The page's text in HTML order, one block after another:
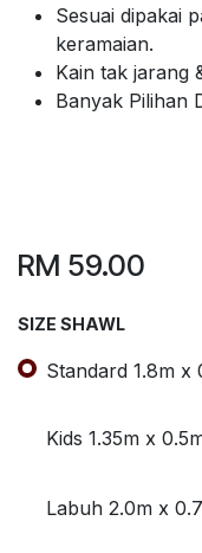
Sesuai dipakai
keramaian.
Kain tak jarang
Banyak Pilihan
RM 59.00
SIZE SHAWL
Standard 1.8m x
Kids 1.35m x
Labuh 2.0m x